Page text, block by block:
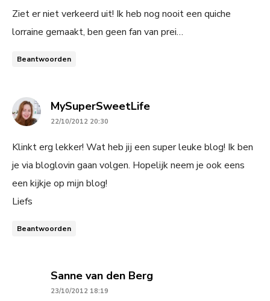
Ziet er niet verkeerd uit! Ik heb nog nooit een quiche
lorraine gemaakt, ben geen fan van prei…
Beantwoorden
MySuperSweetLifesays:
22/10/2012 20:30
Klinkt erg lekker! Wat heb jij een super leuke blog! Ik ben
je via bloglovin gaan volgen. Hopelijk neem je ook eens
een kijkje op mijn blog!
Liefs
Beantwoorden
Sanne van den Berg
23/10/2012 18:19